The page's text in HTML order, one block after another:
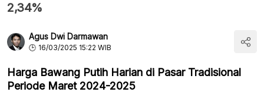
2,34%
Agus Dwi Darmawan
16/03/2025 15:22 WIB
Harga Bawang Putih Harian di Pasar Tradisional
Periode Maret 2024-2025